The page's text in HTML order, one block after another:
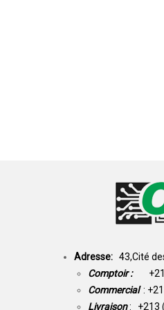
Adresse: 43,Cité
Comptoir :
Commercial :
Livraison: +213